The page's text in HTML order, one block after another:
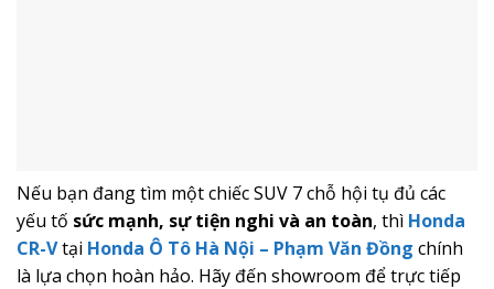
Nếu bạn đang tìm một chiếc SUV 7 chỗ hội tụ đủ các
yếu tố sức mạnh, sự tiện nghi và an toàn, thì Honda
CR-Vtại Honda Ô Tô Hà Nội – Phạm Văn Đồng chính
là lựa chọn hoàn hảo. Hãy đến showroom để trực tiếp